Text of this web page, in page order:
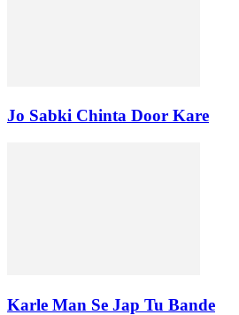
Jo Sabki Chinta Door Kare
Karle Man Se Jap Tu Bande